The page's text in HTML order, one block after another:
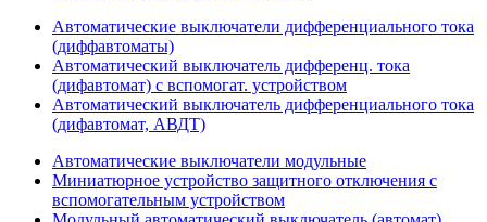
Автоматические выключатели дифференциального тока
(диффавтоматы)
Автоматический выключатель дифференц. тока
(дифавтомат) с вспомогат. устройством
Автоматический выключатель дифференциального тока
(дифавтомат, АВДТ)
Автоматические выключатели модульные
Миниатюрное устройство защитного отключения с
вспомогательным устройством